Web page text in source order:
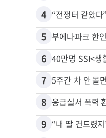
4
5
6
7 5주간 차 안 몰
8
9